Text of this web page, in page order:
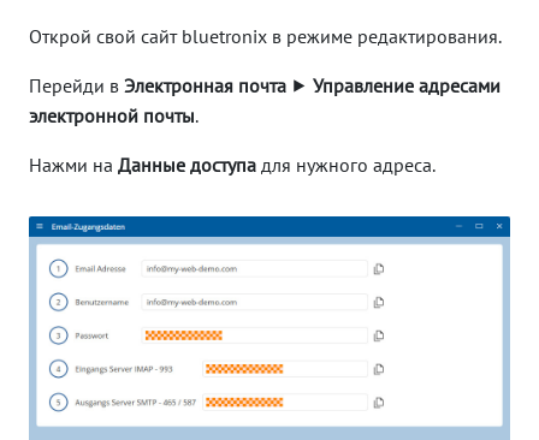
Открой свой сайт bluetronix в режиме редактирования.
Перейди в Электронная почта ⯈ Управление адресами
электронной почты.
Нажми на Данные доступа для нужного адреса.